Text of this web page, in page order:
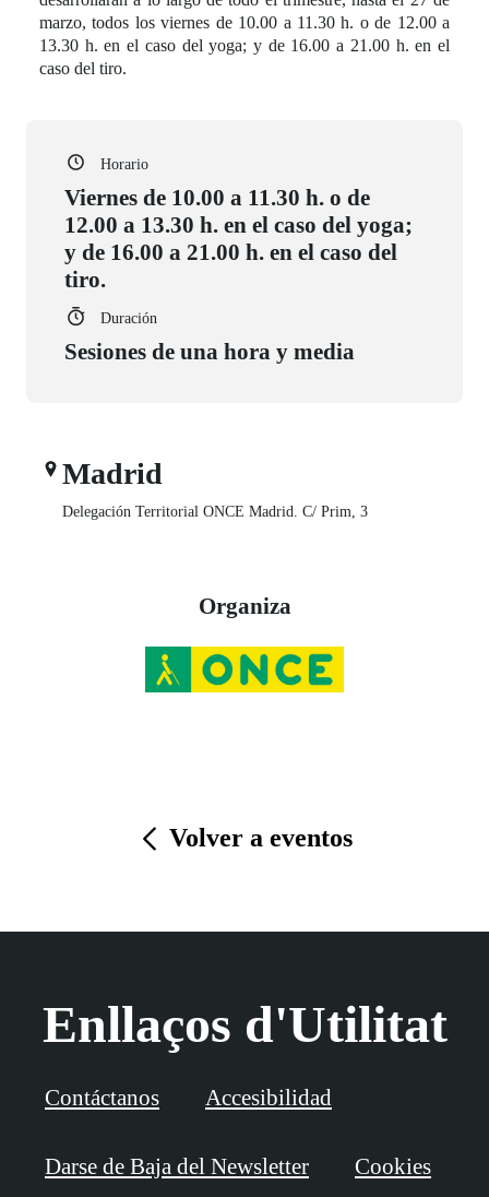
marzo, todos los viernes de 10.00 a 11.30 h. o de 12.00 a
13.30 h. en el caso del yoga; y de 16.00 a 21.00 h. en el
caso del tiro.
Horario
Viernes de 10.00 a 11.30 h. o de
12.00 a 13.30 h. en el caso del yoga;
y de 16.00 a 21.00 h. en el caso del
tiro.
Duración
Sesiones de una hora y media
Madrid
Delegación Territorial ONCE Madrid. C/ Prim, 3
Organiza
Volver a eventos
Enllaços d'Utilitat
Contáctanos Accesibilidad
Darse de Baja del Newsletter Cookies